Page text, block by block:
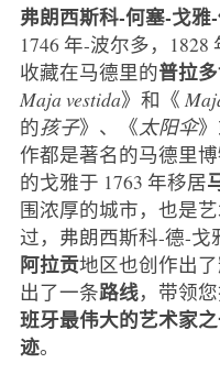
弗朗西斯科-何塞-戈雅
1746 年-波尔多，
收藏在马德里的普拉
Maja vestida》和《
的孩子》、《太阳伞
作都是著名的马德里
的戈雅于 1763 年移居
围浓厚的城市，也是
过，弗朗西斯科-德-
阿拉贡地区也创作出
出了一条路线，带领
班牙最伟大的艺术家
迹。